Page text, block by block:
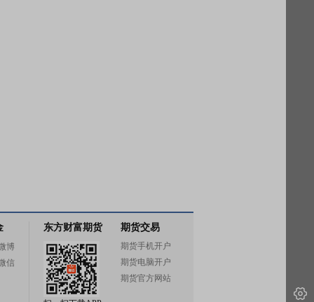
博
信
东方财富期货 期货交易
期货手机开户
期货电脑开户
期货官方网站